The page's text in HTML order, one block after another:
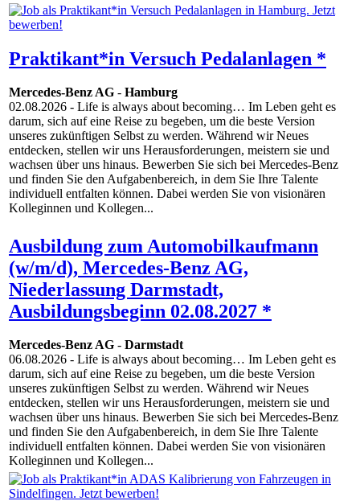
Praktikant*in Versuch Pedalanlagen *
Mercedes-Benz AG - Hamburg
02.08.2026 - Life is always about becoming… Im Leben geht es
darum, sich auf eine Reise zu begeben, um die beste Version
unseres zukünftigen Selbst zu werden. Während wir Neues
entdecken, stellen wir uns Herausforderungen, meistern sie und
wachsen über uns hinaus. Bewerben Sie sich bei Mercedes-Benz
und finden Sie den Aufgabenbereich, in dem Sie Ihre Talente
individuell entfalten können. Dabei werden Sie von visionären
Kolleginnen und Kollegen...
Ausbildung zum Automobilkaufmann
(w/m/d), Mercedes-Benz AG,
Niederlassung Darmstadt,
Ausbildungsbeginn 02.08.2027 *
Mercedes-Benz AG - Darmstadt
06.08.2026 - Life is always about becoming… Im Leben geht es
darum, sich auf eine Reise zu begeben, um die beste Version
unseres zukünftigen Selbst zu werden. Während wir Neues
entdecken, stellen wir uns Herausforderungen, meistern sie und
wachsen über uns hinaus. Bewerben Sie sich bei Mercedes-Benz
und finden Sie den Aufgabenbereich, in dem Sie Ihre Talente
individuell entfalten können. Dabei werden Sie von visionären
Kolleginnen und Kollegen...